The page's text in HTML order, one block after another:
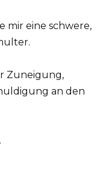
mir eine schwere,
Zuneigung,
an den